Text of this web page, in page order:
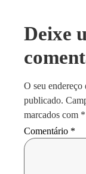
Deixe
O seu endereço
publicado.
marcados com *
Comentário *